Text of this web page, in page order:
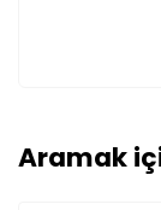
Aramak